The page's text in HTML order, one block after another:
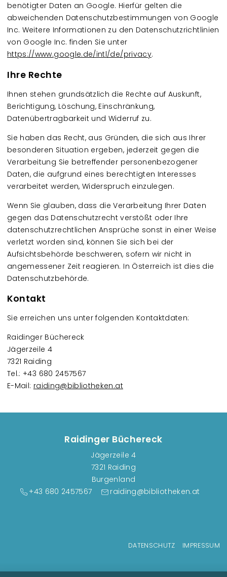
benötigter Daten an Google. Hierfür gelten die
abweichenden Datenschutzbestimmungen von Google
Inc. Weitere Informationen zu den Datenschutzrichtlinien
von Google Inc. finden Sie unter
https://www.google.de/intl/de/privacy.
Ihre Rechte
Ihnen stehen grundsätzlich die Rechte auf Auskunft,
Berichtigung, Löschung, Einschränkung,
Datenübertragbarkeit und Widerruf zu.
Sie haben das Recht, aus Gründen, die sich aus Ihrer
besonderen Situation ergeben, jederzeit gegen die
Verarbeitung Sie betreffender personenbezogener
Daten, die aufgrund eines berechtigten Interesses
verarbeitet werden, Widerspruch einzulegen.
Wenn Sie glauben, dass die Verarbeitung Ihrer Daten
gegen das Datenschutzrecht verstößt oder Ihre
datenschutzrechtlichen Ansprüche sonst in einer Weise
verletzt worden sind, können Sie sich bei der
Aufsichtsbehörde beschweren, sofern wir nicht in
angemessener Zeit reagieren. In Österreich ist dies die
Datenschutzbehörde.
Kontakt
Sie erreichen uns unter folgenden Kontaktdaten:
Raidinger Büchereck
Jägerzeile 4
7321 Raiding
Tel.: +43 680 2457567
E-Mail: raiding@bibliotheken.at
Raidinger Büchereck
Jägerzeile 4
7321 Raiding
Burgenland
+43 680 2457567
raiding@bibliotheken.at
DATENSCHUTZ IMPRESSUM